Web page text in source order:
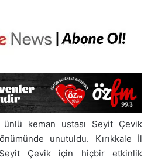
ünlü keman ustası Seyit Çevik
unutuldu. Kırıkkale İl
Çevik için hiçbir etkinlik